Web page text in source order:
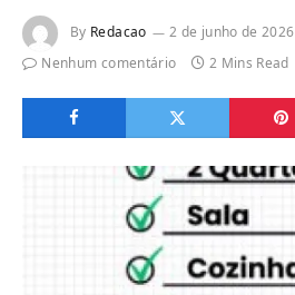
By Redacao
2 de junho de 2026
Nenhum comentário
2 Mins Read